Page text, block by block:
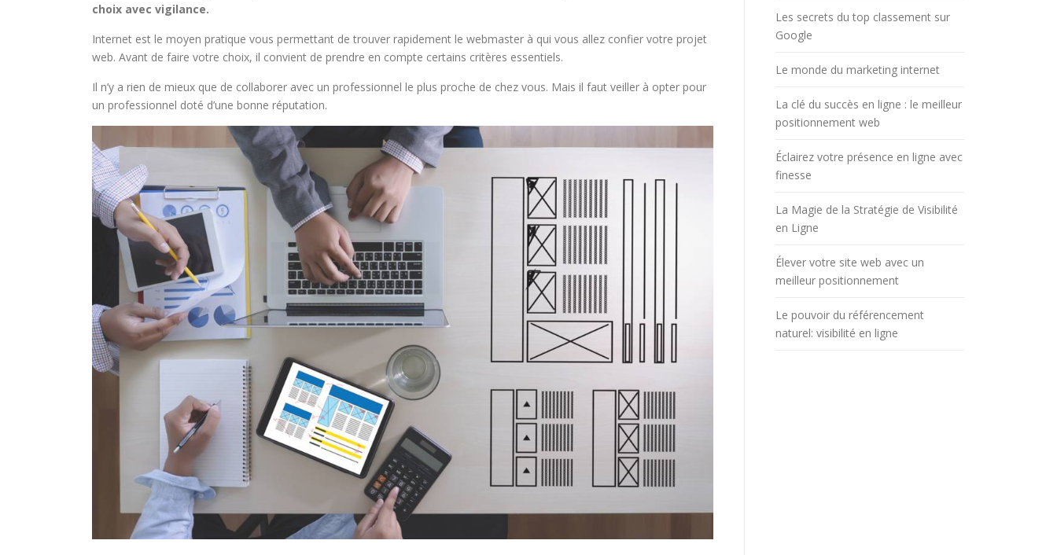
choix avec vigilance.
Internet est le moyen pratique vous permettant de trouver rapidement le webmaster à qui vous allez confier votre projet
web. Avant de faire votre choix, il convient de prendre en compte certains critères essentiels.
Il n’y a rien de mieux que de collaborer avec un professionnel le plus proche de chez vous. Mais il faut veiller à opter pour
un professionnel doté d’une bonne réputation.
Les secrets du top classement sur
Google
Le monde du marketing internet
La clé du succès en ligne : le meilleur
positionnement web
Éclairez votre présence en ligne avec
finesse
La Magie de la Stratégie de Visibilité
en Ligne
Élever votre site web avec un
meilleur positionnement
Le pouvoir du référencement
naturel: visibilité en ligne